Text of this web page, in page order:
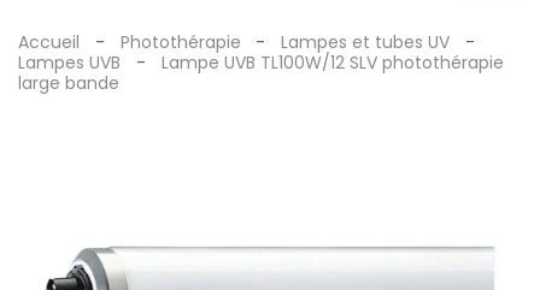
Accueil Photothérapie
Lampes et tubes UV
Lampes UVB
Lampe UVB TL100W/12 SLV photothérapie
large bande